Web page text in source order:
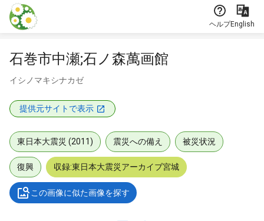
本文に飛ぶ
ヘルプEnglish
石巻市中瀬;石ノ森萬画館
イシノマキシナカゼ
提供元サイトで表示
東日本大震災 (2011) 震災への備え 被災状況
復興 収録:東日本大震災アーカイブ宮城
この画像に似た画像を探す